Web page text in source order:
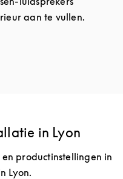
aan te vullen.
in Lyon
productinstellingen in
Lyon.